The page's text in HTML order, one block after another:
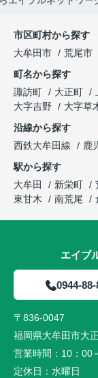
市区町村から探す
大牟田市
荒尾市
町名から探す
諏訪町
大正町
大字吉野
大字草
沿線から探す
西鉄大牟田線
鹿
駅から探す
大牟田
新栄町
東甘木
南荒尾
エイブ
0944-88-
〒836-0047
福岡県大牟田市大
営業時間： 10：00
定休日： 水曜日